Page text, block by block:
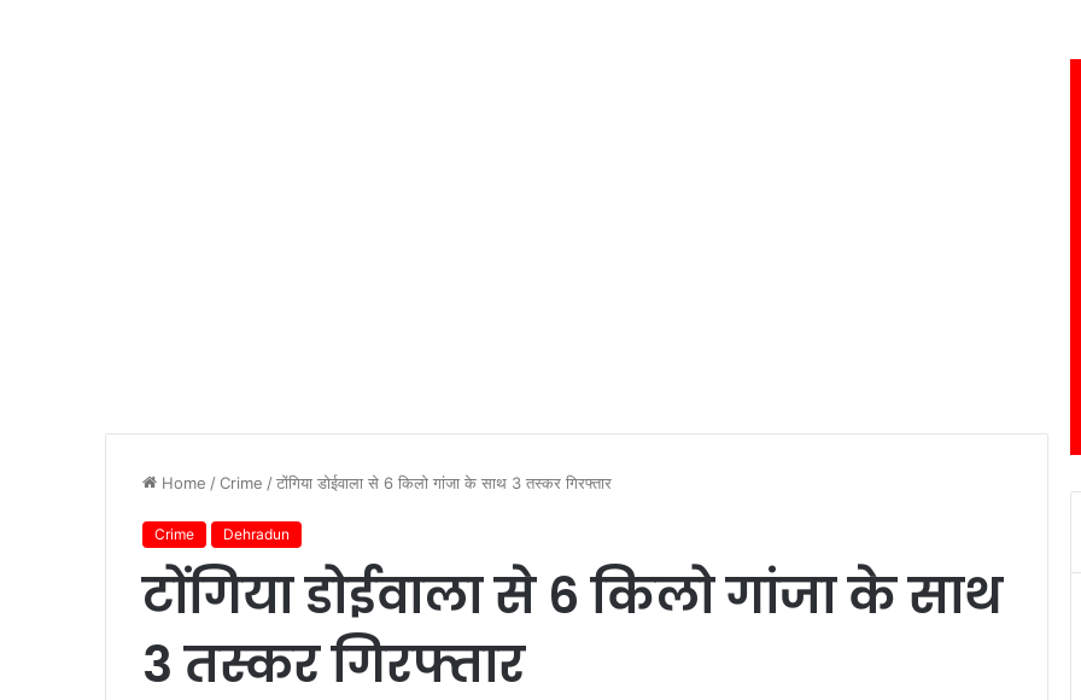
Home /Crime /टोंगिया डोईवाला से 6 किलो गांजा के साथ 3 तस्कर गिरफ्तार
Crime Dehradun
टोंगिया डोईवाला से 6 किलो गांजा के साथ
3 तस्कर गिरफ्तार